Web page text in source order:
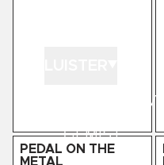
LUISTER LIVE
GEMIST
PEDAL ON THE
METAL